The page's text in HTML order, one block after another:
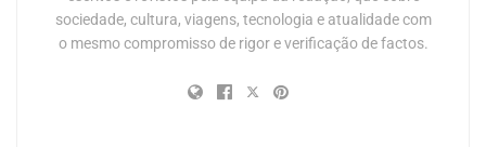
sociedade, cultura, viagens, tecnologia e atualidade com
o mesmo compromisso de rigor e verificação de factos.